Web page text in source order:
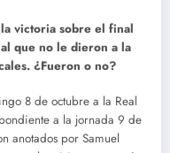
victoria sobre el final
que no le dieron a la
¿Fueron o no?
8 de octubre a la Real
a la jornada 9 de
anotados por Samuel